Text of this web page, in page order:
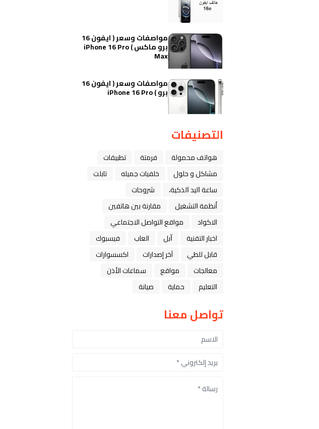
مواصفات وسعر ( ايفون 16
برو ماكس ) iPhone 16 Pro
Max
مواصفات وسعر ( ايفون 16
برو ) iPhone 16 Pro
التصنيفات
هواتف محمولة فرمتة
تطبيقات
مشاكل و حلول
خلفيات جميله
تابلت
ﺳﺎﻋﺔ ﺍﻟﻴﺪ ﺍﻟﺬﻛﻴﺔ،
شروحات
أنظمة التشغيل
مقارنة بين هاتفين
الاكواد
مواقع التواصل الاجتماعي
اخبار التقنية
ﺁﺑﻞ العاب
فيسبوك
قابل للطي
آخر إصدارات
اكسسوارات
معالجات
مواقع
سماعات الأذن
التعليم
حماية صيانة
تواصل معنا